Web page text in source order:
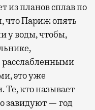
из планов сплав по
что Париж опять
у воды, чтобы,
расслабленными
это уже
Те, кто называет
завидуют — год